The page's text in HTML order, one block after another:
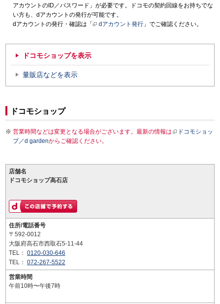
アカウントのID／パスワード」が必要です。ドコモの契約回線をお持ちでな
い方も、dアカウントの発行が可能です。
dアカウントの発行・確認は「
dアカウント発行 」でご確認ください。
ドコモショップを表示
量販店などを表示
ドコモショップ
営業時間などは変更となる場合がございます。最新の情報は
ドコモショッ
プ／d gardenからご確認ください。
店舗名
ドコモショップ高石店
住所/電話番号
〒592-0012
大阪府高石市西取石5-11-44
TEL： 0120-030-646
TEL： 072-267-5522
営業時間
午前10時〜午後7時